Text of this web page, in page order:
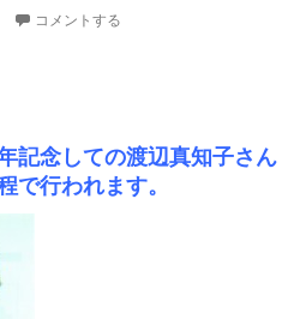
コメントする
記念しての渡辺真知子さん
で行われます。